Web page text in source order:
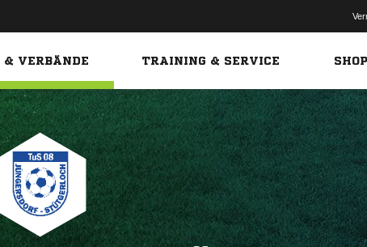
& VERBÄNDE TRAINING & SERVICE